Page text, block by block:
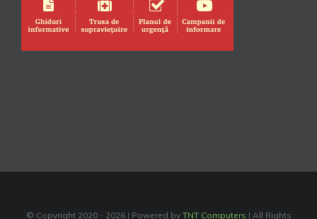
© Copyright 2020 - 2026 | Powered by TNT Computers | All Rights